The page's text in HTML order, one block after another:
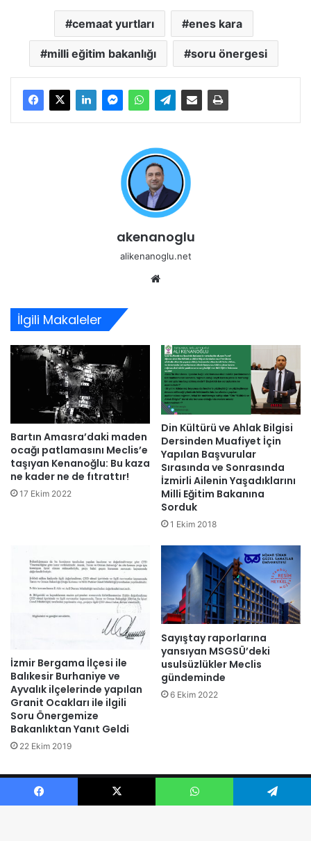
cemaat yurtları enes kara
milli eğitim bakanlığı soru önergesi
akenanoglu
alikenanoglu.net
İlgili Makaleler
Bartın Amasra’daki maden
ocağı patlamasını Meclis’e
taşıyan Kenanoğlu: Bu kaza
ne kader ne de fıtrattır!
17 Ekim 2022
Din Kültürü ve Ahlak Bilgisi
Dersinden Muafiyet İçin
Yapılan Başvurular
Sırasında ve Sonrasında
İzmirli Ailenin Yaşadıklarını
Milli Eğitim Bakanına
Sorduk
1 Ekim 2018
İzmir Bergama İlçesi ile
Balıkesir Burhaniye ve
Ayvalık ilçelerinde yapılan
Granit Ocakları ile ilgili
Soru Önergemize
Bakanlıktan Yanıt Geldi
22 Ekim 2019
Sayıştay raporlarına
yansıyan MSGSÜ’deki
usulsüzlükler Meclis
gündeminde
6 Ekim 2022
© 2026 Ali KENANOĞLU Tüm Hakları Saklıdır.
Facebook X WhatsApp Telegram